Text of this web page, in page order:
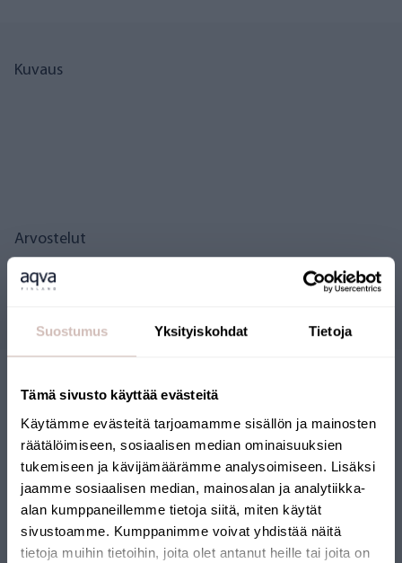
Suostumus Yksityiskohdat Tietoja
Tämä sivusto käyttää evästeitä
Käytämme evästeitä tarjoamamme sisällön ja mainosten
räätälöimiseen, sosiaalisen median ominaisuuksien
tukemiseen ja kävijämäärämme analysoimiseen. Lisäksi
jaamme sosiaalisen median, mainosalan ja analytiikka-
alan kumppaneillemme tietoja siitä, miten käytät
sivustoamme. Kumppanimme voivat yhdistää näitä
tietoja muihin tietoihin, joita olet antanut heille tai joita on
Kuvaus
Arvostelut
SUOMALAINEN
VERKKOKAUPPA